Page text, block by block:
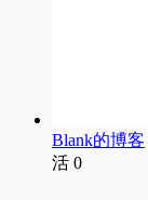
Blank的博客
活 0